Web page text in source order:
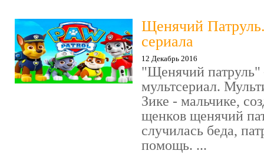
Щенячий
сериала
12 Декабрь 2016
"Щенячий патруль"
мультсериал.
Зике - мальчике,
щенков щенячий
случилась беда,
помощь. ...